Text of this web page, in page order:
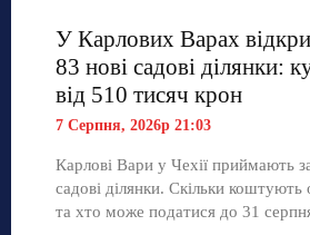
У Карлових Варах
83 нові садові ділянки:
від 510 тисяч крон
7 Серпня, 2026р 21:03
Карлові Вари у Чехії приймають
садові ділянки. Скільки коштують
та хто може податися до 31